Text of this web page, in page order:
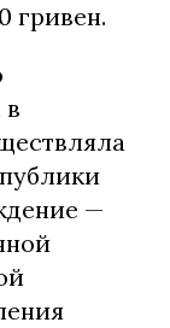
гривен.
—